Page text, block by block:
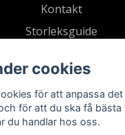
Kontakt
Storleksguide
cookies
för att anpassa det
för att du ska få bästa
du handlar hos oss.